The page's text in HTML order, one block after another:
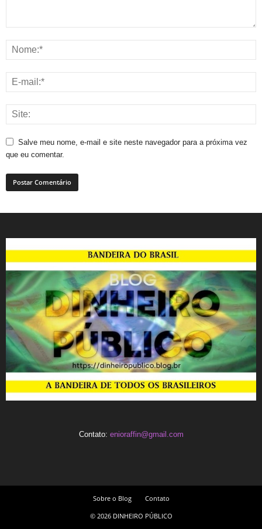
Salve meu nome, e-mail e site neste navegador para a próxima vez
que eu comentar.
Contato: enioraffin@gmail.com
Sobre o Blog
Contato
© 2026 DINHEIRO PÚBLICO